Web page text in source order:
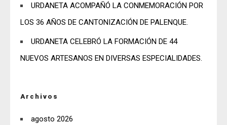
URDANETA ACOMPAÑÓ LA CONMEMORACIÓN POR
LOS 36 AÑOS DE CANTONIZACIÓN DE PALENQUE.
URDANETA CELEBRÓ LA FORMACIÓN DE 44
NUEVOS ARTESANOS EN DIVERSAS ESPECIALIDADES.
Archivos
agosto 2026